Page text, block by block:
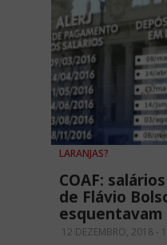
LARANJAS?
COAF:
de Flávio
esquentavam
12 DEZEMBRO, 2018 -